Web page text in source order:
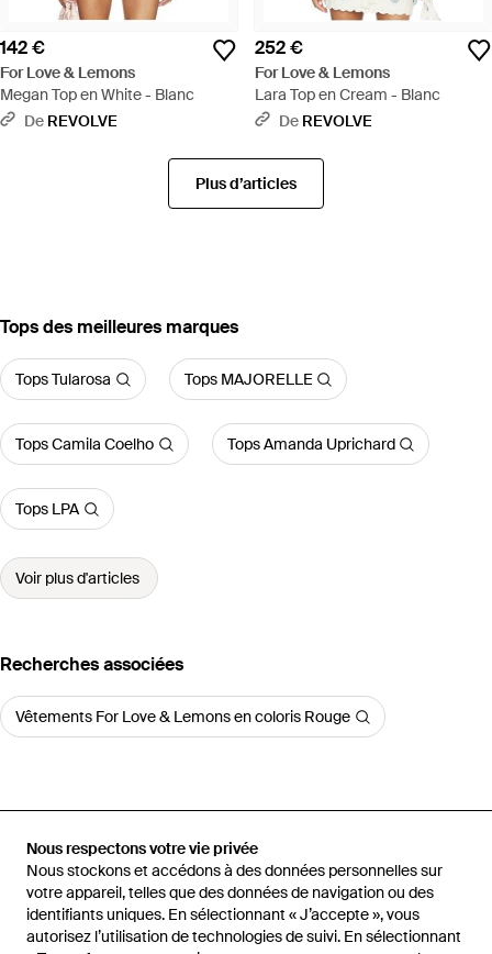
Nous respectons votre vie privée
Nous stockons et accédons à des données personnelles sur
votre appareil, telles que des données de navigation ou des
identifiants uniques. En sélectionnant « J’accepte », vous
autorisez l’utilisation de technologies de suivi. En sélectionnant
142 €
For Love & Lemons
Megan Top en White - Blanc
De REVOLVE
252 €
For Love & Lemons
Lara Top en Cream - Blanc
De REVOLVE
Plus d’articles
‪Tops‬ des meilleures marques
Tops Tularosa Tops MAJORELLE
Tops Camila Coelho Tops Amanda Uprichard
Tops LPA
Voir plus d'articles
Recherches associées
Vêtements For Love & Lemons en coloris Rouge
Accueil Tops femme Tops For Love & Lemons
Top en Red